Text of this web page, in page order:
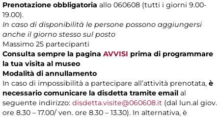
Prenotazione obbligatoria allo 060608 (tutti i giorni 9.00-
19.00).
In caso di disponibilità le persone possono aggiungersi
anche il giorno stesso sul posto
Massimo 25 partecipanti
Consulta sempre la pagina AVVISI prima di programmare
la tua visita al museo
Modalità di annullamento
In caso di impossibilità a partecipare all’attività prenotata, è
necessario comunicare la disdetta tramite email al
seguente indirizzo: disdetta.visite@060608.it (dal lun.al giov.
ore 8.30 – 17.00/ ven. ore 8.30 – 13.30). In alternativa, è